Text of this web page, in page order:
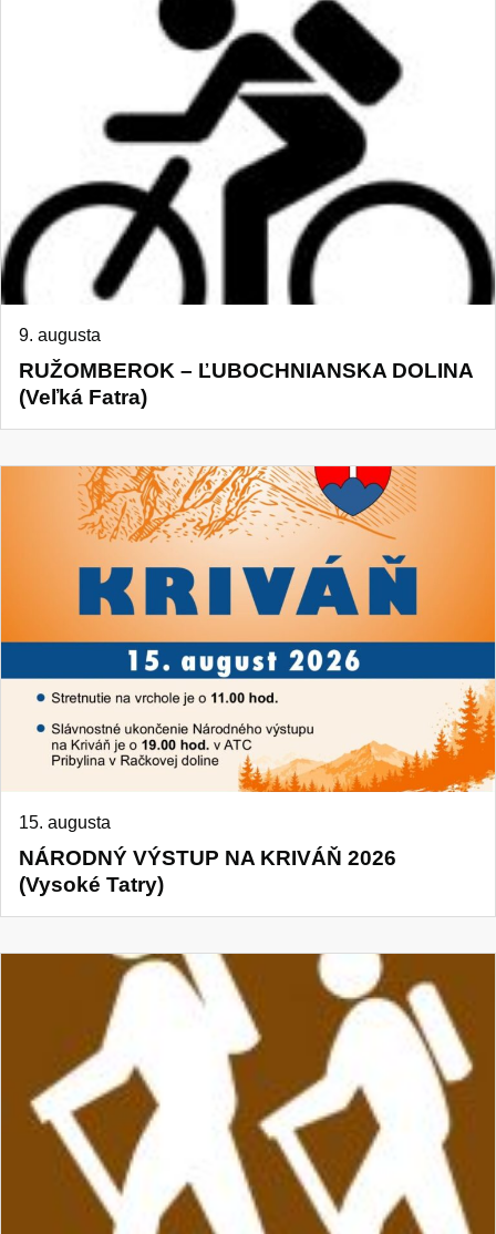
RUŽOMBEROK – ĽUBOCHNIANSKA DOLINA
(Veľká Fatra)
9. augusta
NÁRODNÝ VÝSTUP NA KRIVÁŇ 2026
(Vysoké Tatry)
15. augusta